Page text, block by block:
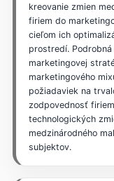
kreovanie zmien
firiem do
cieľom ich
prostredí.
marketingovej
marketingového
požiadaviek na
zodpovednosť
technologických
medzinárodného
subjektov.